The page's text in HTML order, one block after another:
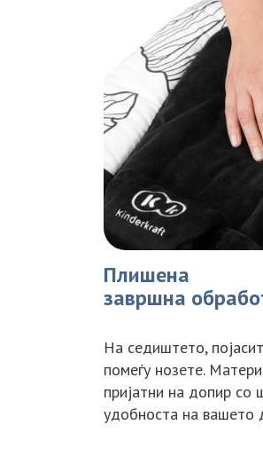
Плишена
завршна
На седиштето,
помеѓу нозете.
пријатни на допир со
удобноста на вашето